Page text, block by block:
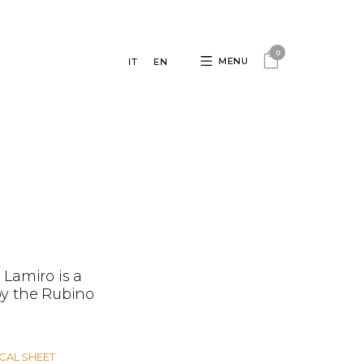
IT EN MENU
0
is a
the Rubino
SHEET